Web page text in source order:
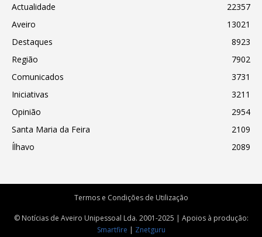
Actualidade
22357
Aveiro
13021
Destaques
8923
Região
7902
Comunicados
3731
Iniciativas
3211
Opinião
2954
Santa Maria da Feira
2109
Ílhavo
2089
Termos e Condições de Utilização
© Notícias de Aveiro Unipessoal Lda. 2001-2025 | Apoios à produção:
Smartfire | Znetguru